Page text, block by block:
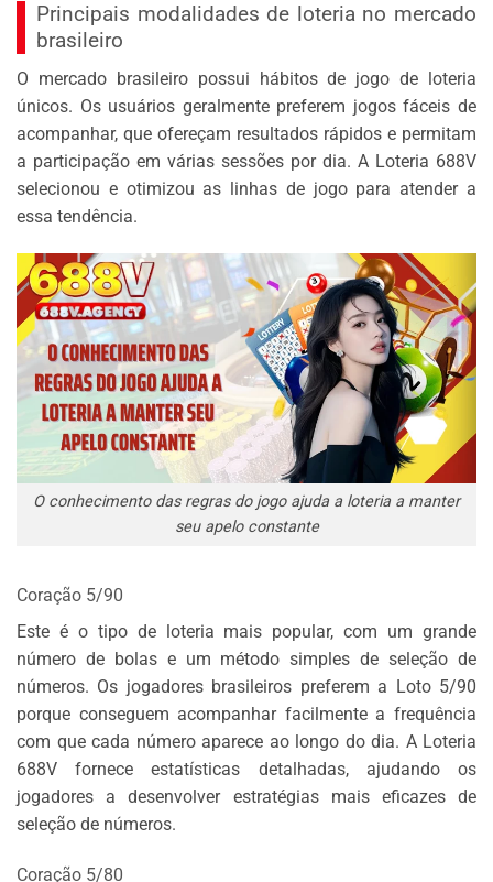
Principais modalidades de loteria no mercado
brasileiro
O mercado brasileiro possui hábitos de jogo de loteria
únicos. Os usuários geralmente preferem jogos fáceis de
acompanhar, que ofereçam resultados rápidos e permitam
a participação em várias sessões por dia. A Loteria 688V
selecionou e otimizou as linhas de jogo para atender a
essa tendência.
O conhecimento das regras do jogo ajuda a loteria a manter
seu apelo constante
Coração 5/90
Este é o tipo de loteria mais popular, com um grande
número de bolas e um método simples de seleção de
números. Os jogadores brasileiros preferem a Loto 5/90
porque conseguem acompanhar facilmente a frequência
com que cada número aparece ao longo do dia. A Loteria
688V fornece estatísticas detalhadas, ajudando os
jogadores a desenvolver estratégias mais eficazes de
seleção de números.
Coração 5/80